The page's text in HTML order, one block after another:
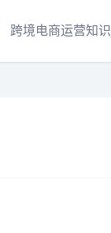
跨境电商运营知识